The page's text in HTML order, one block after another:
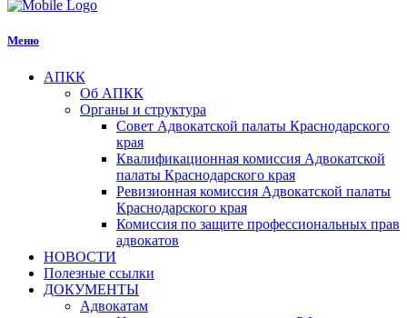
Меню
АПКК
Об АПКК
Органы и структура
Совет Адвокатской палаты Краснодарского
края
Квалификационная комиссия Адвокатской
палаты Краснодарского края
Ревизионная комиссия Адвокатской палаты
Краснодарского края
Комиссия по защите профессиональных прав
адвокатов
НОВОСТИ
Полезные ссылки
ДОКУМЕНТЫ
Адвокатам